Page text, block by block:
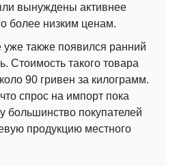
вынуждены активнее
более низким ценам.
также появился ранний
Стоимость такого товара
90 гривен за килограмм.
спрос на импорт пока
большинство покупателей
продукцию местного